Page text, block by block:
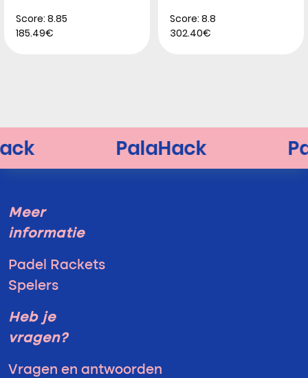
Score: 8.85
185.49€
Score: 8.8
302.40€
Meer
informatie
Padel Rackets
Spelers
Heb je
vragen?
Vragen en antwoorden